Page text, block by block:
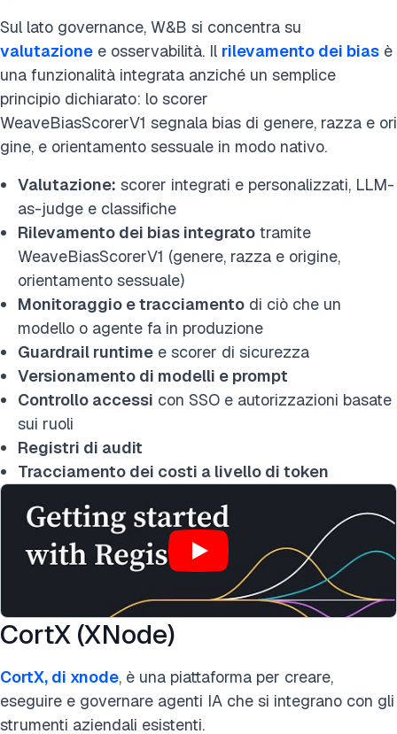
Sul lato governance, W&B si concentra su
valutazione e osservabilità. Il rilevamento dei bias è
una funzionalità integrata anziché un semplice
principio dichiarato: lo scorer
WeaveBiasScorerV1 segnala bias di genere, razza e ori
gine, e orientamento sessuale in modo nativo.
Valutazione: scorer integrati e personalizzati, LLM-
as-judge e classifiche
Rilevamento dei bias integrato tramite
WeaveBiasScorerV1 (genere, razza e origine,
orientamento sessuale)
Monitoraggio e tracciamento di ciò che un
modello o agente fa in produzione
Guardrail runtime e scorer di sicurezza
Versionamento di modelli e prompt
Controllo accessi con SSO e autorizzazioni basate
sui ruoli
Registri di audit
Tracciamento dei costi a livello di token
CortX (XNode)
CortX, di xnode, è una piattaforma per creare,
eseguire e governare agenti IA che si integrano con gli
strumenti aziendali esistenti.